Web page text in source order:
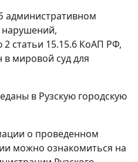
административном
статьи 15.15.6 КоАП РФ,
в мировой суд для
в Рузскую городскую
о проведенном
можно ознакомиться на